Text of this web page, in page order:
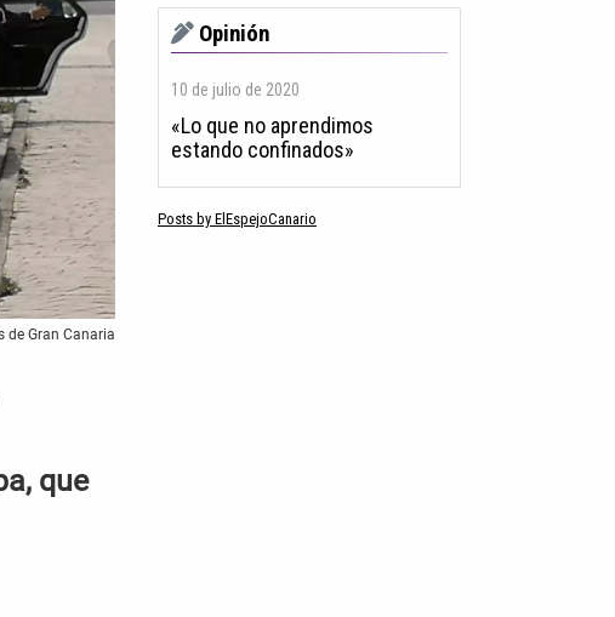
de Gran Canaria
que
Opinión
10 de julio de 2020
«Lo que no aprendimos
estando confinados»
Posts by ElEspejoCanario